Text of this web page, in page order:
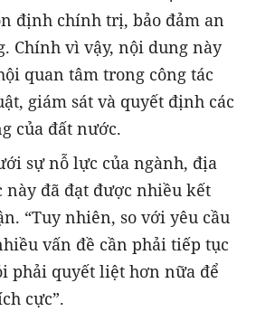
định chính trị, bảo đảm an
Chính vì vậy, nội dung này
quan tâm trong công tác
giám sát và quyết định các
của đất nước.
sự nỗ lực của ngành, địa
đã đạt được nhiều kết
“Tuy nhiên, so với yêu cầu
vấn đề cần phải tiếp tục
phải quyết liệt hơn nữa để
cực”.